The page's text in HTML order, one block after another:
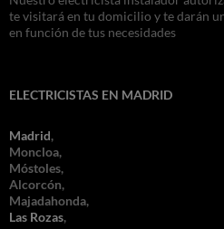
te visitará en tu domicilio y te darán
en función de tus necesidades
ELECTRICISTAS EN MADRID
Madrid,
Moncloa,
Móstoles,
Alcorcón,
Majadahonda,
Las Rozas,